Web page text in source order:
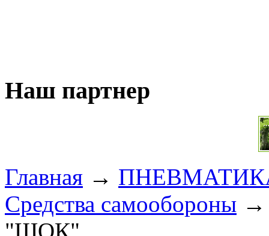
Наш партнер
Главная →
Средства самообороны →